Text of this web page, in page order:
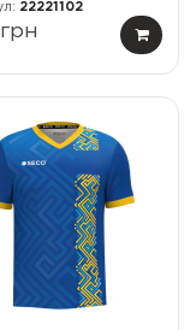
22221102
грн